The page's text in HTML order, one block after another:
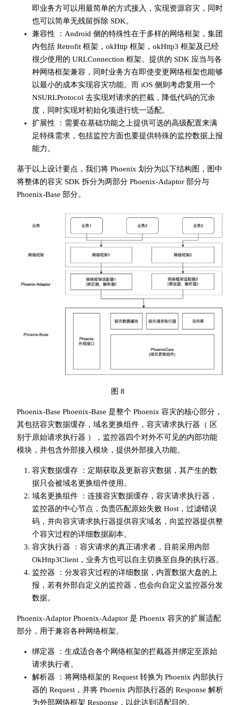
即业务方可以用最简单的方式接入，实现资源容灾，同时
也可以简单无残留拆除 SDK。
兼容性 ：Android 侧的特殊性在于多样的网络框架，集团
内包括 Retrofit 框架，okHttp 框架，okHttp3 框架及已经
很少使用的 URLConnection 框架。提供的 SDK 应当与各
种网络框架兼容，同时业务方在即使变更网络框架也能够
以最小的成本实现容灾功能。而 iOS 侧则考虑复用一个
NSURLProtocol 去实现对请求的拦截，降低代码的冗余
度，同时实现对初始化项进行统一适配。
扩展性 ：需要在基础功能之上提供可选的高级配置来满
足特殊需求，包括监控方面也要提供特殊的监控数据上报
能力。
基于以上设计要点，我们将 Phoenix 划分为以下结构图，图中
将整体的容灾 SDK 拆分为两部分 Phoenix-Adaptor 部分与
Phoenix-Base 部分。
图 8
Phoenix-Base Phoenix-Base 是整个 Phoenix 容灾的核心部分，
其包括容灾数据缓存，域名更换组件，容灾请求执行器（ 区
别于原始请求执行器 ），监控器四个对外不可见的内部功能
模块，并包含外部接入模块，提供外部接入功能。
容灾数据缓存 ：定期获取及更新容灾数据，其产生的数
据只会被域名更换组件使用。
域名更换组件 ：连接容灾数据缓存，容灾请求执行器，
监控器的中心节点，负责匹配原始失败 Host，过滤错误
码，并向容灾请求执行器提供容灾域名，向监控器提供整
个容灾过程的详细数据副本。
容灾执行器 ：容灾请求的真正请求者，目前采用内部
OkHttp3Client，业务方也可以自主切换至自身的执行器。
监控器 ：分发容灾过程的详细数据，内置数据大盘的上
报，若有外部自定义的监控器，也会向自定义监控器分发
数据。
Phoenix-Adaptor Phoenix-Adaptor 是 Phoenix 容灾的扩展适配
部分，用于兼容各种网络框架。
绑定器 ：生成适合各个网络框架的拦截器并绑定至原始
请求执行者。
解析器 ：将网络框架的 Request 转换为 Phoenix 内部执行
器的 Request，并将 Phoenix 内部执行器的 Response 解析
为外部网络框架 Response，以此达到适配目的。